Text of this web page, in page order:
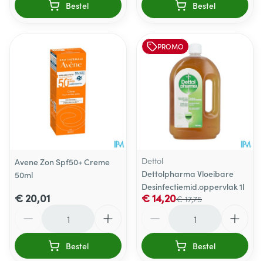
Bestel Bestel
Avene Zon Spf50+ Creme
50ml
€ 20,01
Bestel
PROMO
Dettol
Dettolpharma Vloeibare
Desinfectiemid.oppervlak 1l
€ 17,75
€ 14,20
Bestel